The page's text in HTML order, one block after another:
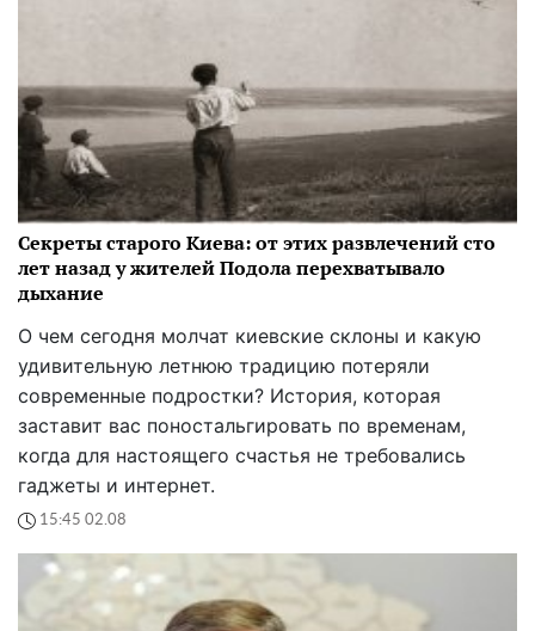
Секреты старого Киева: от этих развлечений сто
лет назад у жителей Подола перехватывало
дыхание
О чем сегодня молчат киевские склоны и какую
удивительную летнюю традицию потеряли
современные подростки? История, которая
заставит вас поностальгировать по временам,
когда для настоящего счастья не требовались
гаджеты и интернет.
15:45 02.08